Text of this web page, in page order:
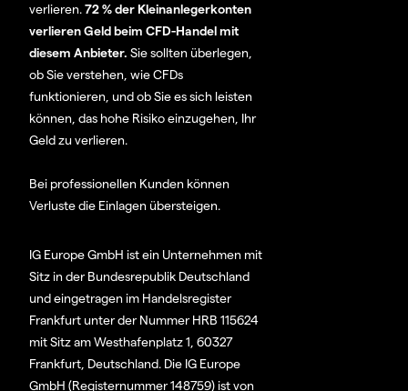
verlieren.72 % der Kleinanlegerkonten
verlieren Geld beim CFD-Handel mit
diesem Anbieter. Sie sollten überlegen,
ob Sie verstehen, wie CFDs
funktionieren, und ob Sie es sich leisten
können, das hohe Risiko einzugehen, Ihr
Geld zu verlieren.
Bei professionellen Kunden können
Verluste die Einlagen übersteigen.
IG Europe GmbH ist ein Unternehmen mit
Sitz in der Bundesrepublik Deutschland
und eingetragen im Handelsregister
Frankfurt unter der Nummer HRB 115624
mit Sitz am Westhafenplatz 1, 60327
Frankfurt, Deutschland. Die IG Europe
GmbH (Registernummer 148759) ist von